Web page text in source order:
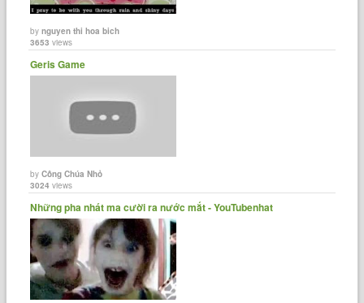
bynguyen thi hoa bich
3653 views
Geris Game
byCông Chúa Nhỏ
3024 views
Những pha nhát ma cười ra nước mắt - YouTubenhat